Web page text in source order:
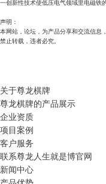
一创新性技术使低压电气领域里电磁铁
声明：
本网站，论坛，为产品分享和交流信息
禁止转载，违者必究。
关于尊龙棋牌
尊龙棋牌的产品展示
企业资质
项目案例
客户服务
联系尊龙人生就是博官网
新闻中心